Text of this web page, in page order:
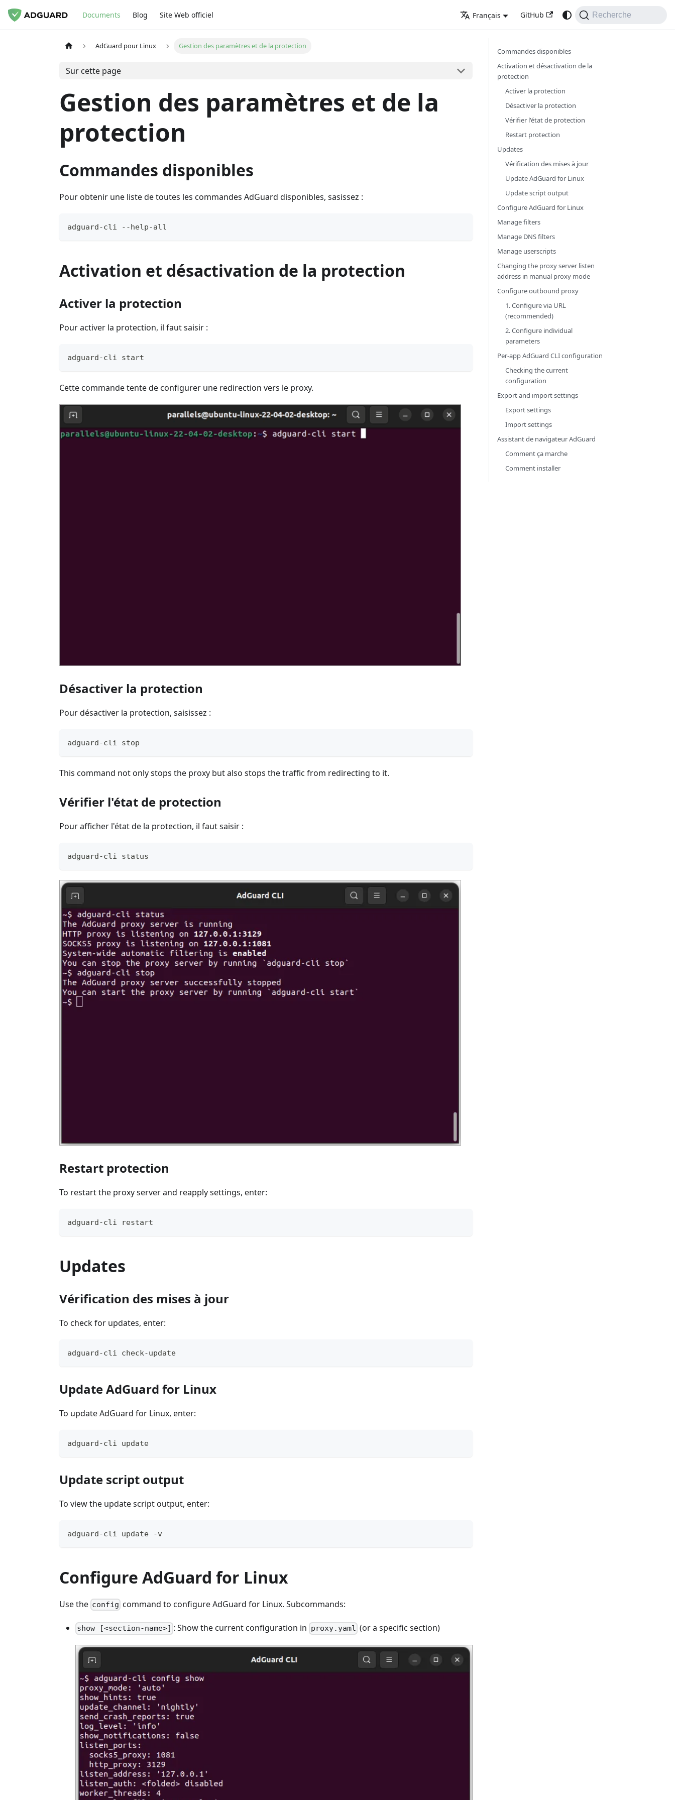
Documents Blog Site Web officiel Français GitHub Recherche
AdGuard pour Linux Gestion des paramètres et de la protection
Sur cette page
Gestion des paramètres et de la
protection
Commandes disponibles
Pour obtenir une liste de toutes les commandes AdGuard disponibles, sasissez :
adguard-cli --help-all
Activation et désactivation de la protection
Activer la protection
Pour activer la protection, il faut saisir :
adguard-cli start
Cette commande tente de configurer une redirection vers le proxy.
Désactiver la protection
Pour désactiver la protection, saisissez :
adguard-cli stop
This command not only stops the proxy but also stops the traffic from redirecting to it.
Vérifier l'état de protection
Pour afficher l'état de la protection, il faut saisir :
adguard-cli status
Restart protection
To restart the proxy server and reapply settings, enter:
adguard-cli restart
Updates
Vérification des mises à jour
To check for updates, enter:
adguard-cli check-update
Update AdGuard for Linux
To update AdGuard for Linux, enter:
adguard-cli update
Update script output
To view the update script output, enter:
adguard-cli update -v
Configure AdGuard for Linux
Use the config command to configure AdGuard for Linux. Subcommands:
show [<section-name>] : Show the current configuration in proxy.yaml (or a specific section)
Commandes disponibles
Activation et désactivation de la
protection
Activer la protection
Désactiver la protection
Vérifier l'état de protection
Restart protection
Updates
Vérification des mises à jour
Update AdGuard for Linux
Update script output
Configure AdGuard for Linux
Manage filters
Manage DNS filters
Manage userscripts
Changing the proxy server listen
address in manual proxy mode
Configure outbound proxy
1. Configure via URL
(recommended)
2. Configure individual
parameters
Per-app AdGuard CLI configuration
Checking the current
configuration
Export and import settings
Export settings
Import settings
Assistant de navigateur AdGuard
Comment ça marche
Comment installer